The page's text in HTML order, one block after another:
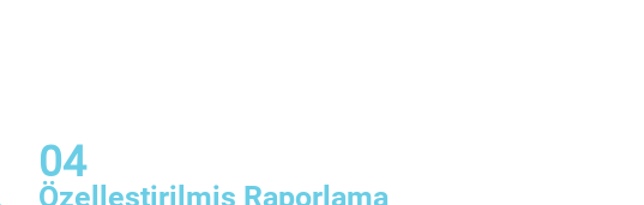
04
Özelleştirilmiş Raporlama